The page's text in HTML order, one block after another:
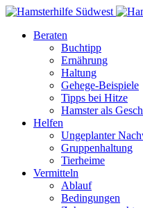
Beraten
Buchtipp
Ernährung
Haltung
Gehege-Beispiele
Tipps bei Hitze
Hamster als
Helfen
Ungeplanter
Gruppenhaltung
Tierheime
Vermitteln
Ablauf
Bedingungen